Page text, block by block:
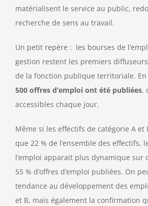
matérialisent le service au public,
recherche de sens au travail.
Un petit repère : les bourses de
gestion restent les premiers diffuseurs
de la fonction publique territoriale. En
500 offres d’emploi ont été publiées,
accessibles chaque jour.
Même si les effectifs de catégorie A
que 22 % de l’ensemble des effectifs,
l’emploi apparait plus dynamique sur
55 % d’offres d’emploi publiées. On
tendance au développement des
et B, mais également la confirmation